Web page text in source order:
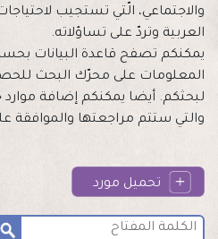
والاجتماعي، الّتي تستجيب
العربية وتردّ على تساؤلاته.
يمكنكم تصفح قاعدة البيانات بحسب
المعلومات على محرّك البحث
لبحثكم. أيضا يمكنكم إضافة موارد
والتي ستتم مراجعتها والموافقة
تحميل مورد